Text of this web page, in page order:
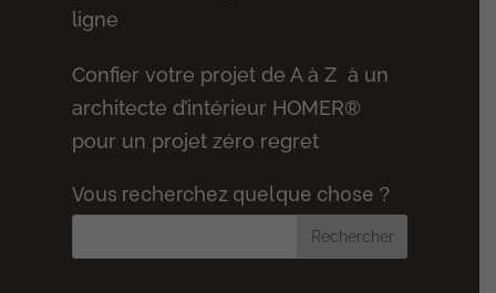
ligne
Confier votre projet de A à Z à un
architecte d’intérieur HOMER®
pour un projet zéro regret
Vous recherchez quelque chose ?